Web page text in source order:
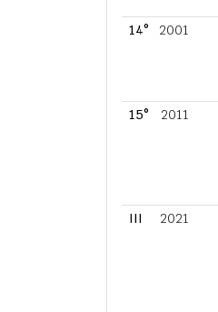
14°
2001
15°
2011
III
2021